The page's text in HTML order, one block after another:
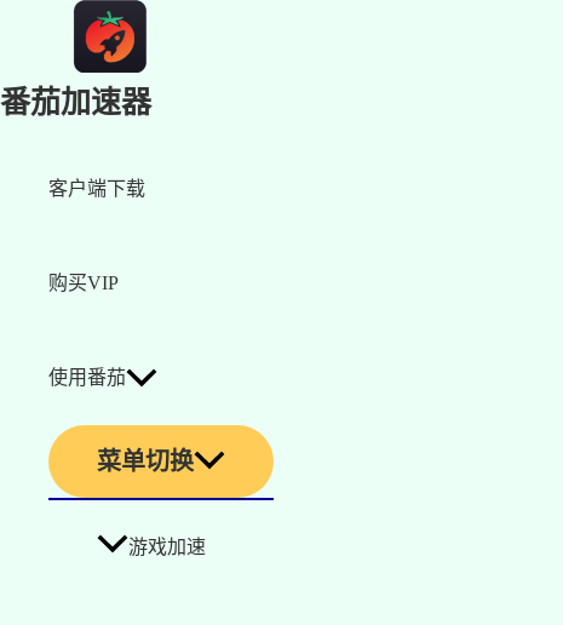
番茄加速器
客户端下载
购买VIP
使用番茄
菜单切换
游戏加速